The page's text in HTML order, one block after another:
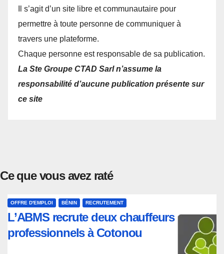
Il s’agit d’un site libre et communautaire pour
permettre à toute personne de communiquer à
travers une plateforme.
Chaque personne est responsable de sa publication.
La Ste Groupe CTAD Sarl n’assume la
responsabilité d’aucune publication présente sur
ce site
Ce que vous avez raté
OFFRE D'EMPLOI BÉNIN RECRUTEMENT
L’ABMS recrute deux chauffeurs
professionnels à Cotonou